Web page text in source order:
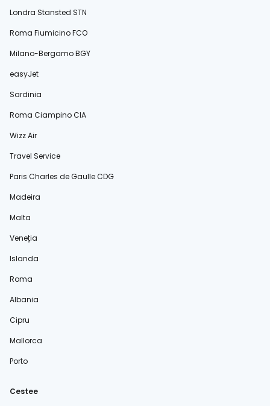
Londra Stansted STN
Roma Fiumicino FCO
Milano-Bergamo BGY
easyJet
Sardinia
Roma Ciampino CIA
Wizz Air
Travel Service
Paris Charles de Gaulle CDG
Madeira
Malta
Veneția
Islanda
Roma
Albania
Cipru
Mallorca
Porto
Cestee